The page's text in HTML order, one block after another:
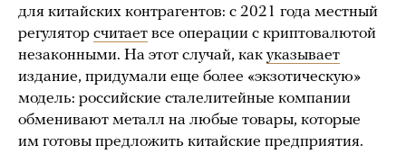
для китайских контрагентов: с 2021 года местный
регулятор считает все операции с криптовалютой
незаконными. На этот случай, как указывает
издание, придумали еще более «экзотическую»
модель: российские сталелитейные компании
обменивают металл на любые товары, которые
им готовы предложить китайские предприятия.